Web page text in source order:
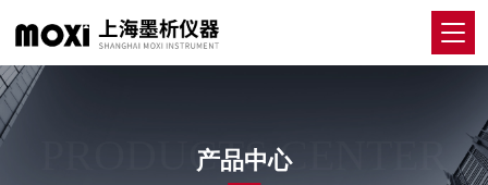
PRODUCTS CENTER
产品中心